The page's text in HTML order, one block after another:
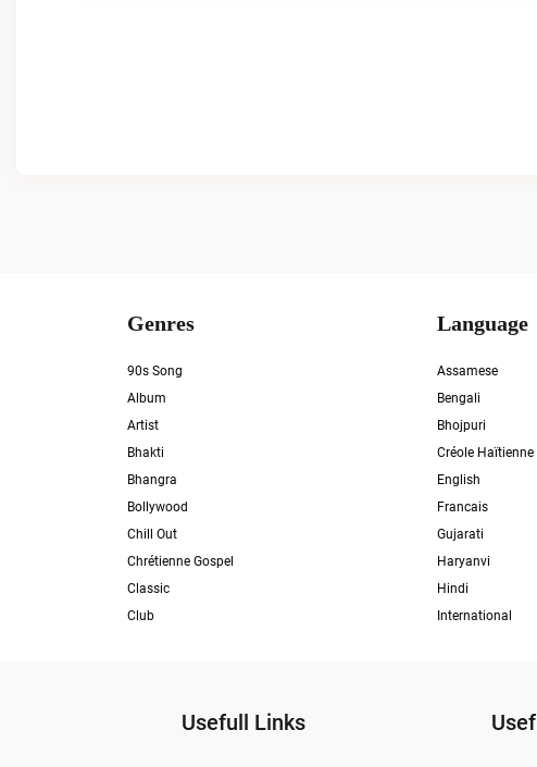
Genres
90s Song
Album
Artist
Bhakti
Bhangra
Bollywood
Chill Out
Chrétienne Gospel
Classic
Club
Language
Assamese
Bengali
Bhojpuri
Créole Haïtienne
English
Francais
Gujarati
Haryanvi
Hindi
International
Usefull Links